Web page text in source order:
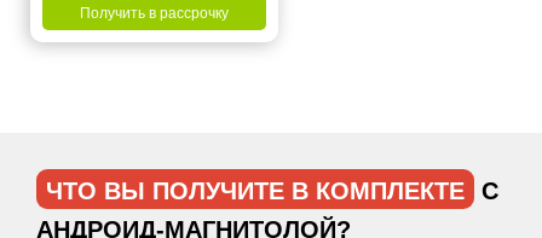
Получить в рассрочку
ЧТО ВЫ ПОЛУЧИТЕ В КОМПЛЕКТЕ
С
АНДРОИД-МАГНИТОЛОЙ?